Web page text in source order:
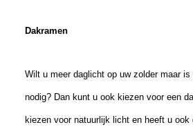
Dakramen
Wilt u meer daglicht op uw zolder maar
nodig? Dan kunt u ook kiezen voor een
kiezen voor natuurlijk licht en heeft u ook